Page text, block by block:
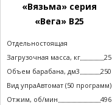
«Вязьма» серия
«Вега» В25
Тип машины
Отдельностоящая
неподрессоренная
Загрузочная масса, кг
25
Объем барабана, дм3
250
Вид управления
технологическим процессом
Автомат (50 программ)
Отжим, об/мин
496